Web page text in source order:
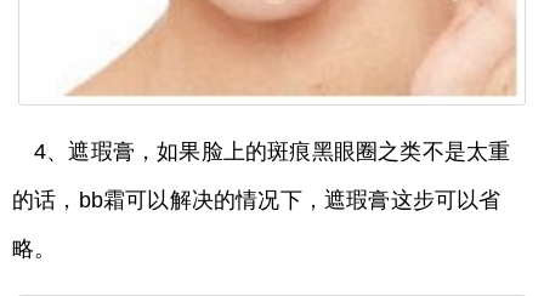
4、遮瑕膏，如果脸上的斑痕黑眼圈之类不是太重
的话，bb霜可以解决的情况下，遮瑕膏这步可以省
略。